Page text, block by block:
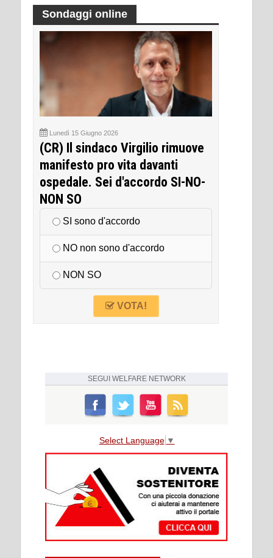
Sondaggi online
Lunedì 15 Giugno 2026
(CR) Il sindaco Virgilio rimuove
manifesto pro vita davanti
ospedale. Sei d'accordo SI-NO-
NON SO
SI sono d'accordo
NO non sono d'accordo
NON SO
VOTA!
SEGUI WELFARE NETWORK
Select Language ▼